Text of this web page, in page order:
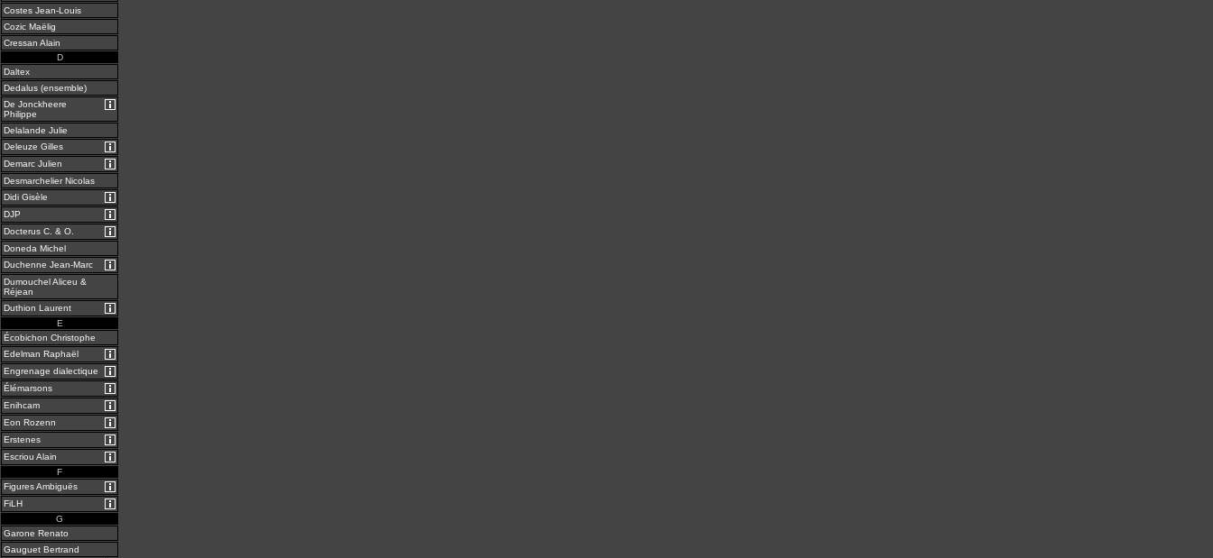
Costes Jean-Louis
Cozic Maëlig
Cressan Alain
D
Daltex
Dedalus (ensemble)
De Jonckheere
Philippe
Delalande Julie
Deleuze Gilles
Demarc Julien
Desmarchelier Nicolas
Didi Gisèle
DJP
Docterus C. & O.
Doneda Michel
Duchenne Jean-Marc
Dumouchel Aliceu &
Réjean
Duthion Laurent
E
Écobichon Christophe
Edelman Raphaël
Engrenage dialectique
Élémarsons
Enihcam
Eon Rozenn
Erstenes
Escriou Alain
F
Figures Ambiguës
FiLH
G
Garone Renato
Gauguet Bertrand